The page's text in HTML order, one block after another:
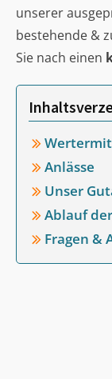
unserer
bestehende &
Sie nach einen
Anlässe
Unser
Ablauf
Fragen &